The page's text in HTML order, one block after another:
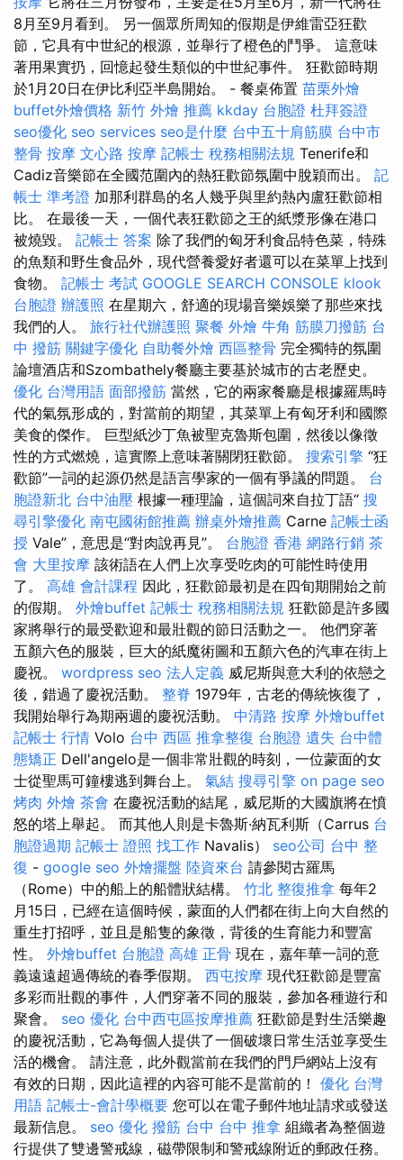
8月至9月看到。 另一個眾所周知的假期是伊維雷亞狂歡
節，它具有中世紀的根源，並舉行了橙色的鬥爭。 這意味
著用果實扔，回憶起發生類似的中世紀事件。 狂歡節時期
於1月20日在伊比利亞半島開始。 - 餐桌佈置 苗栗外燴
buffet外燴價格 新竹 外燴 推薦 kkday 台胞證 杜拜簽證
seo優化 seo services seo是什麼 台中五十肩筋膜 台中市
整骨 按摩 文心路 按摩 記帳士 稅務相關法規 Tenerife和
Cadiz音樂節在全國范圍內的熱狂歡節氛圍中脫穎而出。 記
帳士 準考證 加那利群島的名人幾乎與里約熱內盧狂歡節相
比。 在最後一天，一個代表狂歡節之王的紙漿形像在港口
被燒毀。 記帳士 答案 除了我們的匈牙利食品特色菜，特殊
的魚類和野生食品外，現代營養愛好者還可以在菜單上找到
食物。 記帳士 考試 GOOGLE SEARCH CONSOLE klook
台胞證 辦護照 在星期六，舒適的現場音樂娛樂了那些來找
我們的人。 旅行社代辦護照 聚餐 外燴 牛角 筋膜刀撥筋 台
中 撥筋 關鍵字優化 自助餐外燴 西區整骨 完全獨特的氛圍
論壇酒店和Szombathely餐廳主要基於城市的古老歷史。
優化 台灣用語 面部撥筋 當然，它的兩家餐廳是根據羅馬時
代的氣氛形成的，對當前的期望，其菜單上有匈牙利和國際
美食的傑作。 巨型紙沙丁魚被聖克魯斯包圍，然後以像徵
性的方式燃燒，這實際上意味著關閉狂歡節。 搜索引擎 “狂
歡節”一詞的起源仍然是語言學家的一個有爭議的問題。 台
胞證新北 台中油壓 根據一種理論，這個詞來自拉丁語“ 搜
尋引擎優化 南屯國術館推薦 辦桌外燴推薦 Carne 記帳士函
授 Vale”，意思是“對肉說再見”。 台胞證 香港 網路行銷 茶
會 大里按摩 該術語在人們上次享受吃肉的可能性時使用
了。 高雄 會計課程 因此，狂歡節最初是在四旬期開始之前
的假期。 外燴buffet 記帳士 稅務相關法規 狂歡節是許多國
家將舉行的最受歡迎和最壯觀的節日活動之一。 他們穿著
五顏六色的服裝，巨大的紙魔術圖和五顏六色的汽車在街上
慶祝。 wordpress seo 法人定義 威尼斯與意大利的依戀之
後，錯過了慶祝活動。 整脊 1979年，古老的傳統恢復了，
我開始舉行為期兩週的慶祝活動。 中清路 按摩 外燴buffet
記帳士 行情 Volo 台中 西區 推拿整復 台胞證 遺失 台中體
態矯正 Dell'angelo是一個非常壯觀的時刻，一位蒙面的女
士從聖馬可鐘樓逃到舞台上。 氣結 搜尋引擎 on page seo
烤肉 外燴 茶會 在慶祝活動的結尾，威尼斯的大國旗將在憤
怒的塔上舉起。 而其他人則是卡魯斯·納瓦利斯（Carrus 台
胞證過期 記帳士 證照 找工作 Navalis） seo公司 台中 整
復 - google seo 外燴擺盤 陸資來台 請參閱古羅馬
（Rome）中的船上的船體狀結構。 竹北 整復推拿 每年2
月15日，已經在這個時候，蒙面的人們都在街上向大自然的
重生打招呼，並且是船隻的象徵，背後的生育能力和豐富
性。 外燴buffet 台胞證 高雄 正骨 現在，嘉年華一詞的意
義遠遠超過傳統的春季假期。 西屯按摩 現代狂歡節是豐富
多彩而壯觀的事件，人們穿著不同的服裝，參加各種遊行和
聚會。 seo 優化 台中西屯區按摩推薦 狂歡節是對生活樂趣
的慶祝活動，它為每個人提供了一個破壞日常生活並享受生
活的機會。 請注意，此外觀當前在我們的門戶網站上沒有
有效的日期，因此這裡的內容可能不是當前的！ 優化 台灣
用語 記帳士-會計學概要 您可以在電子郵件地址請求或發送
最新信息。 seo 優化 撥筋 台中 台中 推拿 組織者為整個遊
行提供了雙邊警戒線，磁帶限制和警戒線附近的郵政任務。